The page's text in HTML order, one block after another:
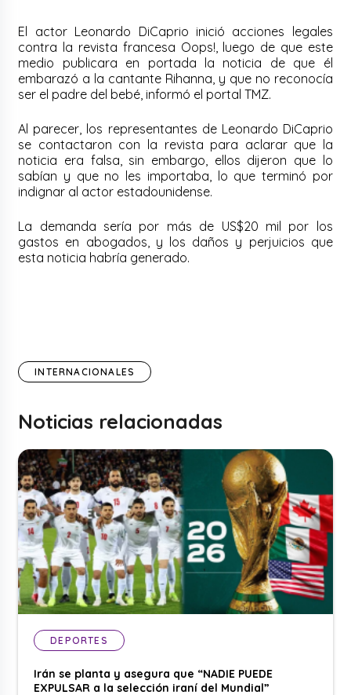
El actor Leonardo DiCaprio inició acciones legales
contra la revista francesa Oops!, luego de que este
medio publicara en portada la noticia de que él
embarazó a la cantante Rihanna, y que no reconocía
ser el padre del bebé, informó el portal TMZ.
Al parecer, los representantes de Leonardo DiCaprio
se contactaron con la revista para aclarar que la
noticia era falsa, sin embargo, ellos dijeron que lo
sabían y que no les importaba, lo que terminó por
indignar al actor estadounidense.
La demanda sería por más de US$20 mil por los
gastos en abogados, y los daños y perjuicios que
esta noticia habría generado.
INTERNACIONALES
Noticias relacionadas
DEPORTES
Irán se planta y asegura que “NADIE PUEDE
EXPULSAR a la selección iraní del Mundial”